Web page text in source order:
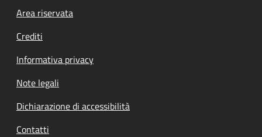
Footer menu
Area riservata
Crediti
Informativa privacy
Note legali
Dichiarazione di accessibilità
Contatti